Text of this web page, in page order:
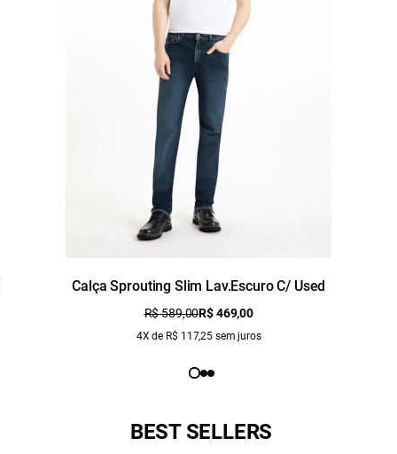
Calça Sprouting Slim Lav.Escuro C/ Used
R$ 589,00R$ 469,00
4X de R$ 117,25 sem juros
BEST SELLERS